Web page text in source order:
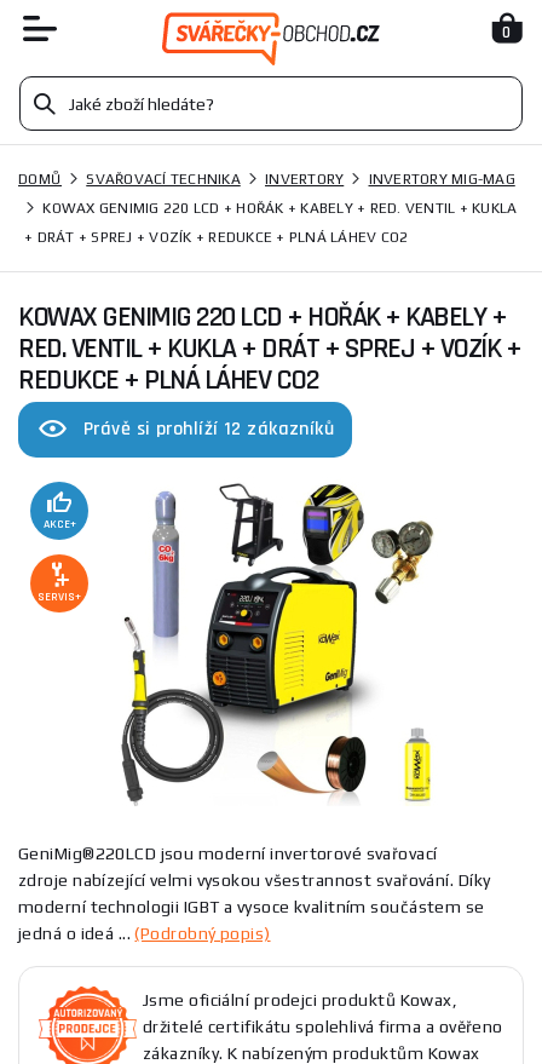
0
DOMŮ SVAŘOVACÍ TECHNIKA INVERTORY
INVERTORY MIG-MAG
KOWAX GENIMIG 220 LCD + HOŘÁK + KABELY + RED. VENTIL + KUKLA
+ DRÁT + SPREJ + VOZÍK + REDUKCE + PLNÁ LÁHEV CO2
KOWAX GENIMIG 220 LCD + HOŘÁK + KABELY +
RED. VENTIL + KUKLA + DRÁT + SPREJ + VOZÍK +
REDUKCE + PLNÁ LÁHEV CO2
Právě si prohlíží 12 zákazníků
AKCE+
SERVIS+
GeniMig®220LCD jsou moderní invertorové svařovací
zdroje nabízející velmi vysokou všestrannost svařování. Díky
moderní technologii IGBT a vysoce kvalitním součástem se
jedná o ideá ...(Podrobný popis)
Jsme oficiální prodejci produktů Kowax,
držitelé certifikátu spolehlivá firma a ověřeno
zákazníky. K nabízeným produktům Kowax